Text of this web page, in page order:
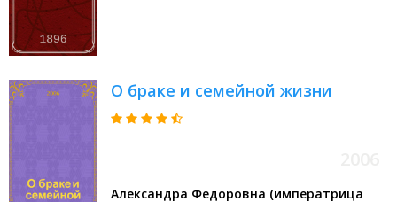
О браке и семейной жизни
Александра Федоровна (императрица